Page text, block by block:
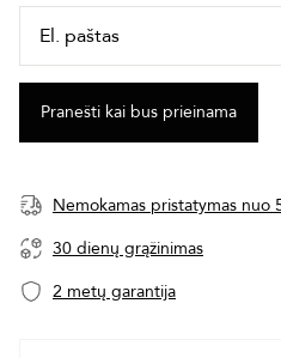
Nemokamas pristatymas nuo
30 dienų grąžinimas
2 metų garantija